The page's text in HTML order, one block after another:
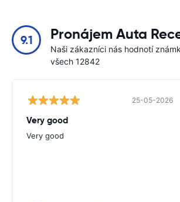
9.1 Pronájem Auta
Naši zákazníci nás hodnotí
všech 12842
25-05-2026
Very good
Very good